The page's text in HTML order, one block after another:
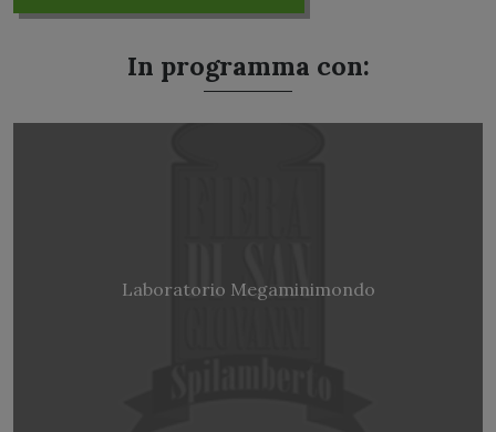
In programma con:
Laboratorio Megaminimondo